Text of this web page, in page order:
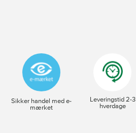
Sikker handel med e-
mærket
Leveringstid 2-3
hverdage